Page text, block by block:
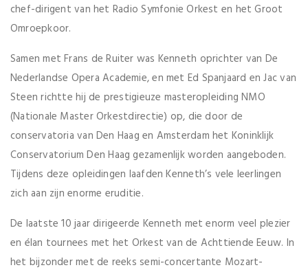
chef-dirigent van het Radio Symfonie Orkest en het Groot
Omroepkoor.
Samen met Frans de Ruiter was Kenneth oprichter van De
Nederlandse Opera Academie, en met Ed Spanjaard en Jac van
Steen richtte hij de prestigieuze masteropleiding NMO
(Nationale Master Orkestdirectie) op, die door de
conservatoria van Den Haag en Amsterdam het Koninklijk
Conservatorium Den Haag gezamenlijk worden aangeboden.
Tijdens deze opleidingen laafden Kenneth’s vele leerlingen
zich aan zijn enorme eruditie.
De laatste 10 jaar dirigeerde Kenneth met enorm veel plezier
en élan tournees met het Orkest van de Achttiende Eeuw. In
het bijzonder met de reeks semi-concertante Mozart-